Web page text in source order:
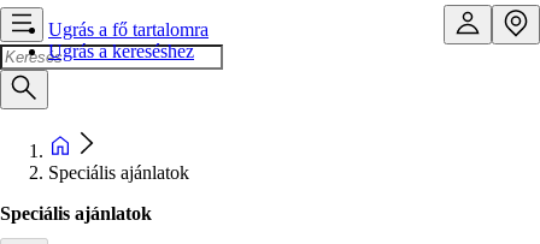
Ugrás a fő tartalomra
Ugrás a kereséshez
Speciális ajánlatok
Speciális ajánlatok